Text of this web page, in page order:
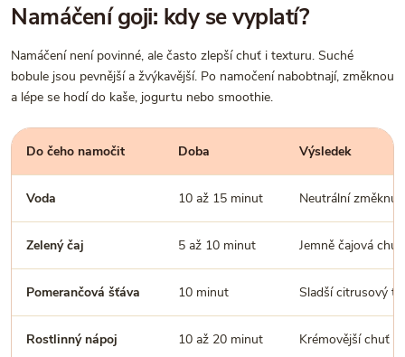
Namáčení goji: kdy se vyplatí?
Namáčení není povinné, ale často zlepší chuť i texturu. Suché
bobule jsou pevnější a žvýkavější. Po namočení nabobtnají, změknou
a lépe se hodí do kaše, jogurtu nebo smoothie.
Do čeho namočit Doba Výsledek
Voda 10 až 15 minut Neutrální
Zelený čaj 5 až 10 minut Jemně čajová
Pomerančová šťáva 10 minut Sladší citrusový
Rostlinný nápoj 10 až 20 minut Krémovější chuť